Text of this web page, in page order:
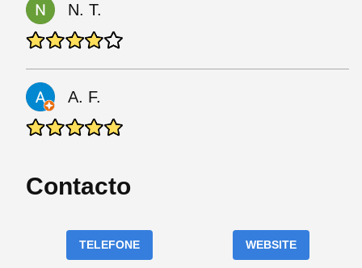
N. T.
A. F.
Contacto
TELEFONE WEBSITE